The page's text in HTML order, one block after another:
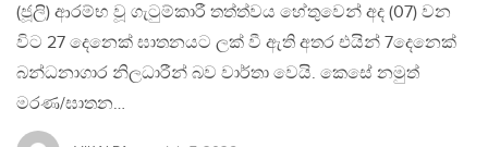
(ජූලි) ආරම්භ වූ ගැටුම්කාරී තත්ත්වය හේතුවෙන් අද (07) වන
විට 27 දෙනෙක් ඝාතනයට ලක් වී ඇති අතර එයින් 7දෙනෙක්
බන්ධනාගාර නිලධාරීන් බව වාර්තා වෙයි. කෙසේ නමුත්
මරණ/ඝාතන…